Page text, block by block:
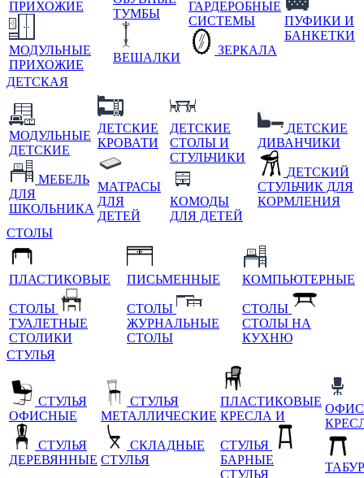
ПРИХОЖИЕ
МОДУЛЬНЫЕ
ПРИХОЖИЕ
ТУМБЫ
ВЕШАЛКИ
ГАРДЕРОБНЫЕ
СИСТЕМЫ
ЗЕРКАЛА
ПУФИКИ И
БАНКЕТКИ
ДЕТСКАЯ
МОДУЛЬНЫЕ
ДЕТСКИЕ
МЕБЕЛЬ
ДЛЯ
ШКОЛЬНИКА
ДЕТСКИЕ
КРОВАТИ
МАТРАСЫ
ДЛЯ
ДЕТЕЙ
ДЕТСКИЕ
СТОЛЫ И
СТУЛЬЧИКИ
КОМОДЫ
ДЛЯ ДЕТЕЙ
ДЕТСКИЕ
ДИВАНЧИКИ
ДЕТСКИЙ
СТУЛЬЧИК ДЛЯ
КОРМЛЕНИЯ
СТОЛЫ
ПЛАСТИКОВЫЕ
СТОЛЫ
ТУАЛЕТНЫЕ
СТОЛИКИ
ПИСЬМЕННЫЕ
СТОЛЫ
ЖУРНАЛЬНЫЕ
СТОЛЫ
КОМПЬЮТЕРНЫЕ
СТОЛЫ
СТОЛЫ НА
КУХНЮ
СТУЛЬЯ
СТУЛЬЯ
ОФИСНЫЕ
СТУЛЬЯ
ДЕРЕВЯННЫЕ
СТУЛЬЯ
МЕТАЛЛИЧЕСКИЕ
СКЛАДНЫЕ
СТУЛЬЯ
ПЛАСТИКОВЫЕ
КРЕСЛА И
СТУЛЬЯ
БАРНЫЕ
СТУЛЬЯ